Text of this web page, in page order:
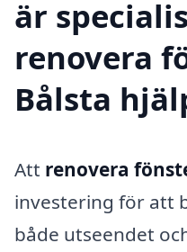
är
renovera
Bålsta
Att renovera
investering för att
både utseendet